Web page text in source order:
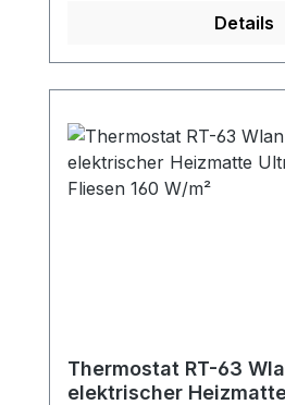
Details
Thermostat RT-63
elektrischer